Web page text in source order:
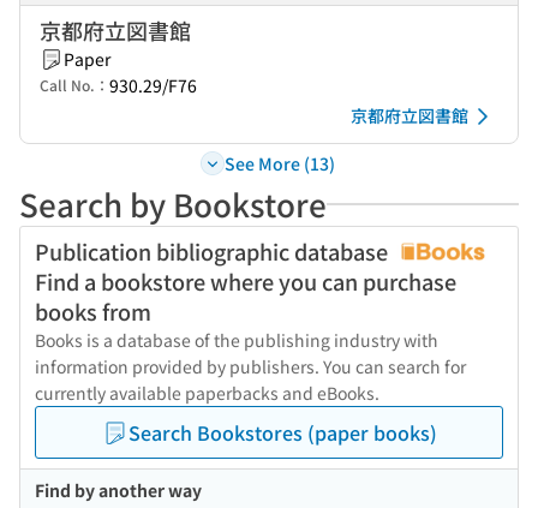
京都府立図書館
Paper
Call No.： 930.29/F76
京都府立図書館
See More (13)
Search by Bookstore
Publication bibliographic database
Find a bookstore where you can purchase
books from
Books is a database of the publishing industry with
information provided by publishers. You can search for
currently available paperbacks and eBooks.
Search Bookstores (paper books)
Find by another way